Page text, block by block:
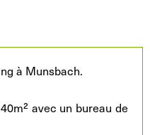
à Munsbach.
avec un bureau de